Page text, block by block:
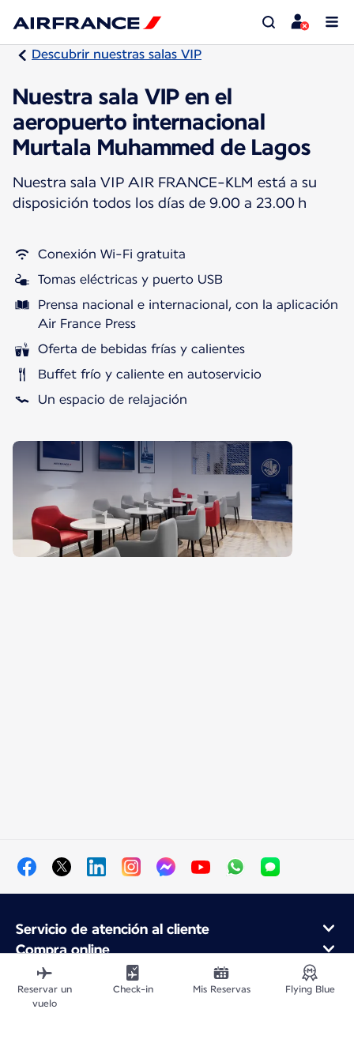
Descubrir nuestras salas VIP
Nuestra sala VIP en el
aeropuerto internacional
Murtala Muhammed de Lagos
Nuestra sala VIP AIR FRANCE-KLM está a su
disposición todos los días de 9.00 a 23.00 h
Conexión Wi-Fi gratuita
Tomas eléctricas y puerto USB
Prensa nacional e internacional, con la aplicación
Air France Press
Oferta de bebidas frías y calientes
Buffet frío y caliente en autoservicio
Un espacio de relajación
Servicio de atención al cliente
Compra online
Programa de fidelidad y socios
Acerca de Air France
Aplicación móvil Air France
Reservar un
vuelo
Check-in Mis Reservas Flying Blue